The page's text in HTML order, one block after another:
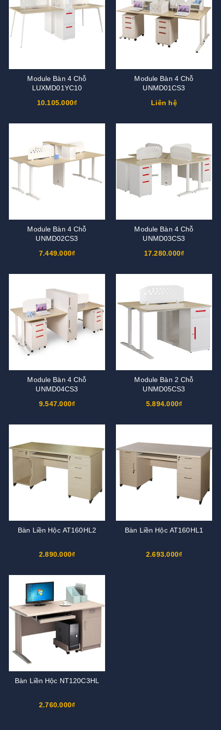
Module Bàn 4 Chỗ
LUXMD01YC10
10.105.000₫
Module Bàn 4 Chỗ
UNMD01CS3
Liên hệ
Module Bàn 4 Chỗ
UNMD02CS3
7.449.000₫
Module Bàn 4 Chỗ
UNMD03CS3
17.280.000₫
Module Bàn 4 Chỗ
UNMD04CS3
9.547.000₫
Module Bàn 2 Chỗ
UNMD05CS3
5.894.000₫
Bàn Liền Hộc AT160HL2
2.890.000₫
Bàn Liền Hộc AT160HL1
2.693.000₫
Bàn Liền Hộc NT120C3HL
2.760.000₫